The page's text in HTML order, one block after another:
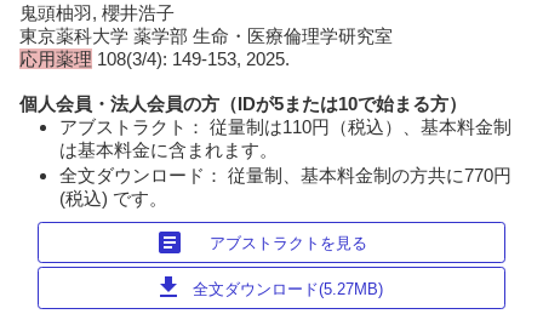
鬼頭柚羽, 櫻井浩子
東京薬科大学 薬学部 生命・医療倫理学研究室
応用薬理 108(3/4): 149-153, 2025.
個人会員・法人会員の方（IDが5または10で始まる方）
アブストラクト： 従量制は110円（税込）、基本料金制
は基本料金に含まれます。
全文ダウンロード： 従量制、基本料金制の方共に770円
(税込) です。
article アブストラクトを見る
download 全文ダウンロード(5.27MB)